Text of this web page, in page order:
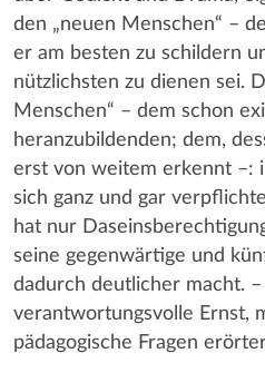
den „neuen Menschen“ –
er am besten zu schildern
nützlichsten zu dienen sei.
Menschen“ – dem schon
heranzubildenden; dem,
erst von weitem erkennt –:
sich ganz und gar
hat nur
seine gegenwärtige und
dadurch deutlicher macht.
verantwortungsvolle Ernst,
pädagogische Fragen